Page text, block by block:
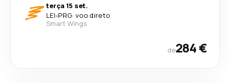
terça 15 set.
LEI-PRG· voo direto
Smart Wings
de284 €